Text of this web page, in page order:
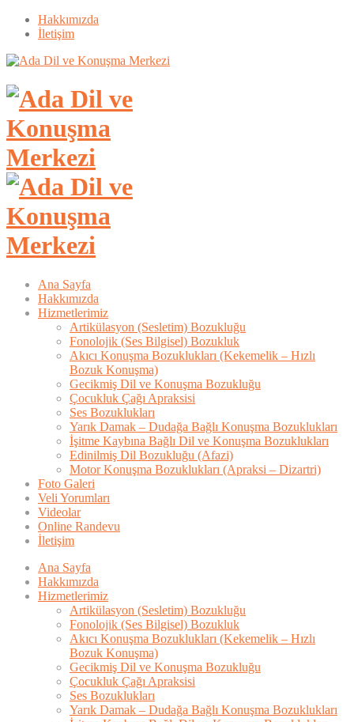
Hakkımızda
İletişim
Ana Sayfa
Hakkımızda
Hizmetlerimiz
Artikülasyon (Sesletim) Bozukluğu
Fonolojik (Ses Bilgisel) Bozukluk
Akıcı Konuşma Bozuklukları (Kekemelik – Hızlı
Bozuk Konuşma)
Gecikmiş Dil ve Konuşma Bozukluğu
Çocukluk Çağı Apraksisi
Ses Bozuklukları
Yarık Damak – Dudağa Bağlı Konuşma Bozuklukları
İşitme Kaybına Bağlı Dil ve Konuşma Bozuklukları
Edinilmiş Dil Bozukluğu (Afazi)
Motor Konuşma Bozuklukları (Apraksi – Dizartri)
Foto Galeri
Veli Yorumları
Videolar
Online Randevu
İletişim
Ana Sayfa
Hakkımızda
Hizmetlerimiz
Artikülasyon (Sesletim) Bozukluğu
Fonolojik (Ses Bilgisel) Bozukluk
Akıcı Konuşma Bozuklukları (Kekemelik – Hızlı
Bozuk Konuşma)
Gecikmiş Dil ve Konuşma Bozukluğu
Çocukluk Çağı Apraksisi
Ses Bozuklukları
Yarık Damak – Dudağa Bağlı Konuşma Bozuklukları